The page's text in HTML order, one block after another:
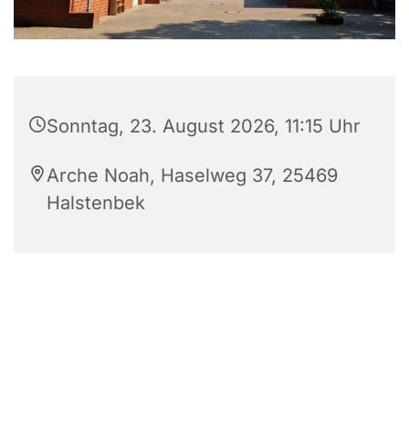
Sonntag, 23. August 2026, 11:15 Uhr
Arche Noah, Haselweg 37, 25469
Halstenbek